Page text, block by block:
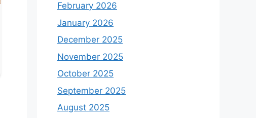
February 2026
January 2026
December 2025
November 2025
October 2025
September 2025
August 2025